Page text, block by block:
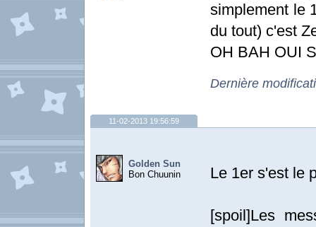
simplement le
du tout) c'est
OH BAH OUI
Dernière
11-02-2013 19:56:59
Golden Sun
Bon Chuunin
Le 1er s'est le
[spoil]Les